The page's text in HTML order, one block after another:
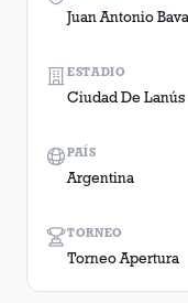
Juan Antonio Bava
TORNEO
Torneo Apertura
ESTADIO
Ciudad De
PAÍS
Argentina